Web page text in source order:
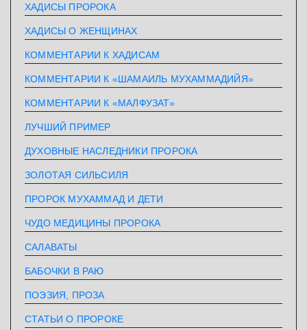
ХАДИСЫ ПРОРОКА
ХАДИСЫ О ЖЕНЩИНАХ
КОММЕНТАРИИ К ХАДИСАМ
КОММЕНТАРИИ К «ШАМАИЛЬ МУХАММАДИЙЯ»
КОММЕНТАРИИ К «МАЛФУЗАТ»
ЛУЧШИЙ ПРИМЕР
ДУХОВНЫЕ НАСЛЕДНИКИ ПРОРОКА
ЗОЛОТАЯ СИЛЬСИЛЯ
ПРОРОК МУХАММАД И ДЕТИ
ЧУДО МЕДИЦИНЫ ПРОРОКА
САЛАВАТЫ
БАБОЧКИ В РАЮ
ПОЭЗИЯ, ПРОЗА
СТАТЬИ О ПРОРОКЕ